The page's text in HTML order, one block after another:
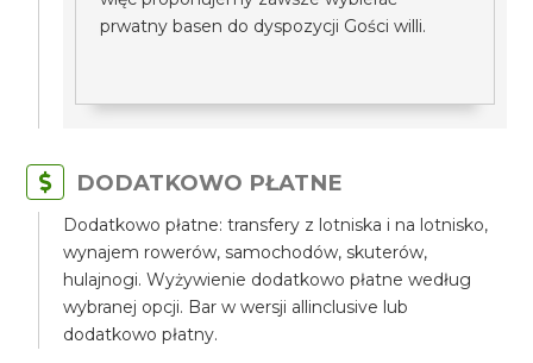
prwatny basen do dyspozycji Gości willi.
DODATKOWO PŁATNE
Dodatkowo płatne: transfery z lotniska i na lotnisko,
wynajem rowerów, samochodów, skuterów,
hulajnogi. Wyżywienie dodatkowo płatne według
wybranej opcji. Bar w wersji allinclusive lub
dodatkowo płatny.